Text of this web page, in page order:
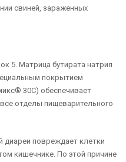
свиней, зараженных
5. Матрица бутирата натрия
покрытием
30С) обеспечивает
отделы пищеварительного
диареи повреждает клетки
кишечнике. По этой причине